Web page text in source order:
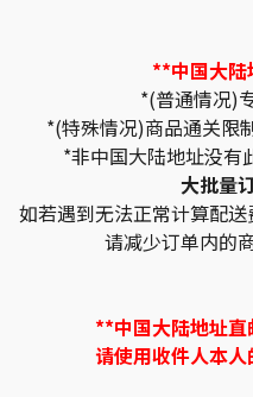
**中国大
*(普通情况)
*(特殊情况)商品通关限
*非中国大陆地址没有
大批量
如若遇到无法正常计算配送
请减少订单内的
**中国大陆地址直
请使用收件人本